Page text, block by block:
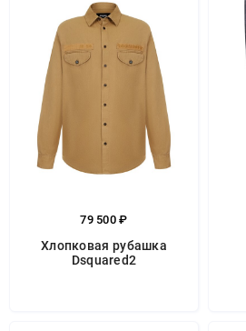
79 500 ₽
Хлопковая рубашка
Dsquared2